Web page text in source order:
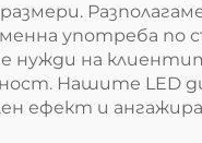
употреба
нужди на
Нашите LED
ефект и